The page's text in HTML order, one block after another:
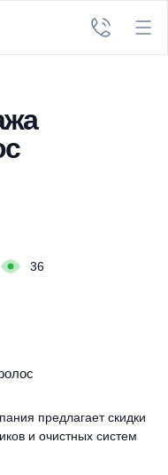
36
предлагает скидки
и очистных систем